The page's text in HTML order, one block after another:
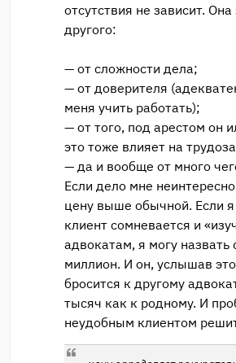
отсутствия не зависит. Она
другого:
— от сложности дела;
— от доверителя
меня учить работать);
— от того, под арестом он
это тоже влияет на
— да и вообще от много
Если дело мне
цену выше обычной. Если
клиент сомневается и
адвокатам, я могу
миллион. И он, услышав
бросится к другому
тысяч как к родному. И
неудобным клиентом